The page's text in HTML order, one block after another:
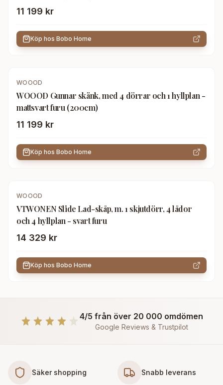
11 199 kr
Köp hos Bobo Home
WOOOD
WOOOD Gunnar skänk, med 4 dörrar och 1 hyllplan -
mattsvart furu (200cm)
11 199 kr
Köp hos Bobo Home
WOOOD
VTWONEN Slide Lad-skåp, m. 1 skjutdörr, 4 lådor
och 4 hyllplan - svart furu
14 329 kr
Köp hos Bobo Home
4/5 från över 20 000 omdömen
Google Reviews & Trustpilot
Säker shopping Snabb leverans